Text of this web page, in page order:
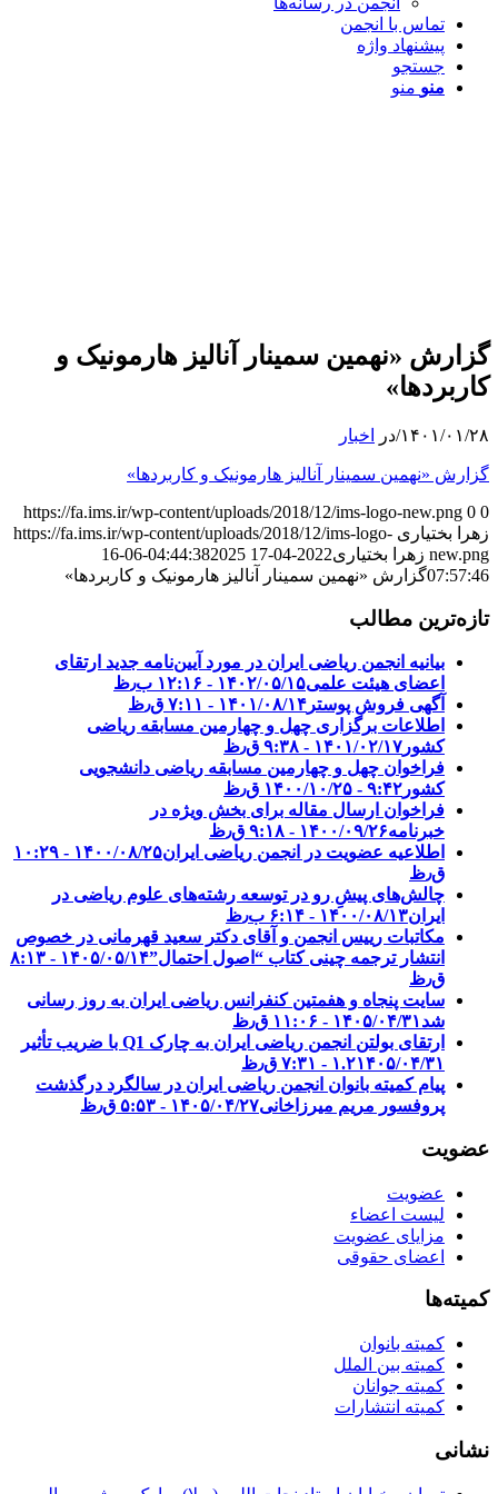
تماس با انجمن
پیشنهاد واژه
جستجو
منو منو
گزارش «نهمین سمینار آنالیز هارمونیک و
کاربردها»
۱۴۰۱/۰۱/۲۸/در اخبار
گزارش «نهمین سمینار آنالیز هارمونیک و کاربردها»
https://fa.ims.ir/wp-content/uploads/2018/12/ims-logo-new.png 0 0
زهرا بختیاری https://fa.ims.ir/wp-content/uploads/2018/12/ims-logo-
new.png زهرا بختیاری2022-04-17 04:44:38
2025-06-16
07:57:46گزارش «نهمین سمینار آنالیز هارمونیک و کاربردها»
تازه‌ترین مطالب
بیانیه انجمن ریاضی ایران در مورد آیین‌نامه جدید ارتقای
اعضای هیئت علمی۱۴۰۲/۰۵/۱۵ - ۱۲:۱۶ ب٫ظ
آگهی فروش پوستر ۱۴۰۱/۰۸/۱۴ - ۷:۱۱ ق٫ظ
اطلاعات برگزاری چهل و چهارمین مسابقه ریاضی
کشور ۱۴۰۱/۰۲/۱۷ - ۹:۳۸ ق٫ظ
فراخوان چهل و چهارمین مسابقه ریاضی دانشجویی
کشور‎‎ ۱۴۰۰/۱۰/۲۵ - ۹:۴۲ ق٫ظ
فراخوان ارسال مقاله برای بخش ویژه در
خبرنامه۱۴۰۰/۰۹/۲۶ - ۹:۱۸ ق٫ظ
اطلاعیه عضویت در انجمن ریاضی ایران
۱۴۰۰/۰۸/۲۵ - ۱۰:۲۹
ق٫ظ
چالش‌های پیشِ رو در توسعه رشته‌های علوم ریاضی در
ایران۱۴۰۰/۰۸/۱۳ - ۶:۱۴ ب٫ظ
مکاتبات رییس انجمن و آقای دکتر سعید قهرمانی در خصوص
انتشار ترجمه چینی کتاب “اصول احتمال”
۱۴۰۵/۰۵/۱۴ - ۸:۱۳
ق٫ظ
سایت پنجاه و هفمتین کنفرانس ریاضی ایران به روز رسانی
شد۱۴۰۵/۰۴/۳۱ - ۱۱:۰۶ ق٫ظ
ارتقای بولتن انجمن ریاضی ایران به چارک Q1 با ضریب تأثیر
۱.۲۱۴۰۵/۰۴/۳۱ - ۷:۳۱ ق٫ظ
پیام کمیته بانوان انجمن ریاضی ایران در سالگرد درگذشت
پروفسور مریم میرزاخانی۱۴۰۵/۰۴/۲۷ - ۵:۵۳ ق٫ظ
عضویت
عضویت
لیست اعضاء
مزایای عضویت
اعضای حقوقی
کمیته‌ها
کمیته بانوان
کمیته بین الملل
کمیته جوانان
کمیته انتشارات
نشانی